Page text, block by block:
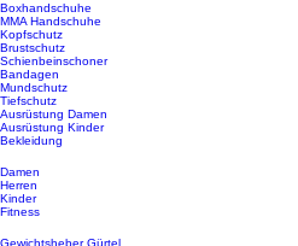
Boxhandschuhe
MMA Handschuhe
Kopfschutz
Brustschutz
Schienbeinschoner
Bandagen
Mundschutz
Tiefschutz
Ausrüstung Damen
Ausrüstung Kinder
Bekleidung
Damen
Herren
Kinder
Fitness
Gewichtsheber Gürtel